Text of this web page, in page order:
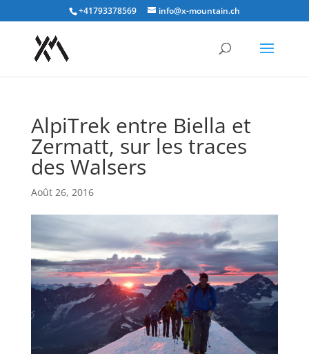
+41793378569 info@x-mountain.ch
AlpiTrek entre Biella et
Zermatt, sur les traces
des Walsers
Août 26, 2016